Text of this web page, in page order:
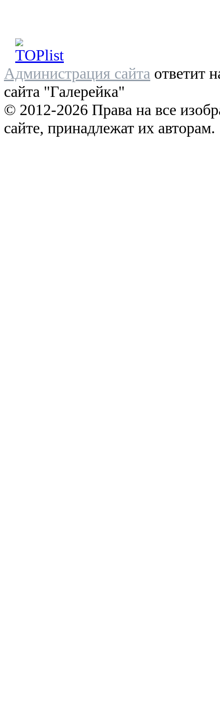
Администрация сайта ответит
сайта "Галерейка"
© 2012-2026 Права на все
сайте, принадлежат их авторам.